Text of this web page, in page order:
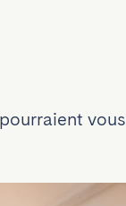
vous